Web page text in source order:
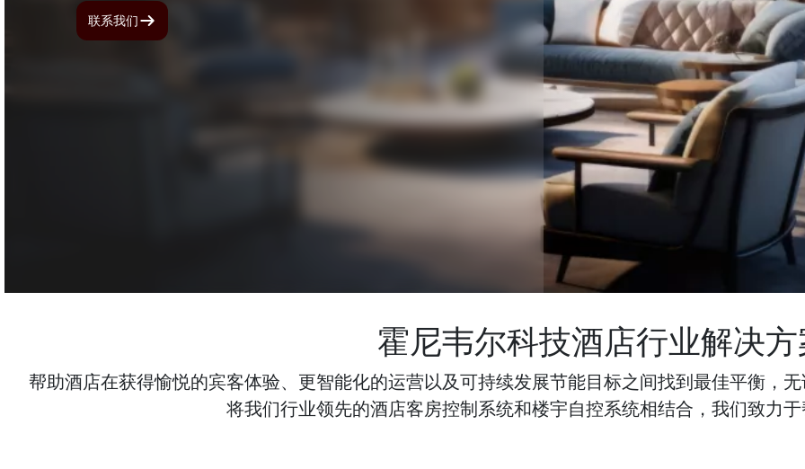
联系我们
霍尼韦尔科技酒店行业解决方
帮助酒店在获得愉悦的宾客体验、更智能化的运营以及可持续发展节能目标之间找到最佳平衡，
将我们行业领先的酒店客房控制系统和楼宇自控系统相结合，我们致力于